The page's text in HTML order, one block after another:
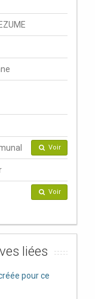
Voir
Voir
liées
pour ce